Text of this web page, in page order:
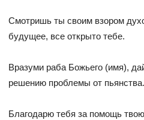
Смотришь ты своим взором
будущее, все открыто тебе.
Вразуми раба Божьего (имя),
решению проблемы от пьянства.
Благодарю тебя за помощь